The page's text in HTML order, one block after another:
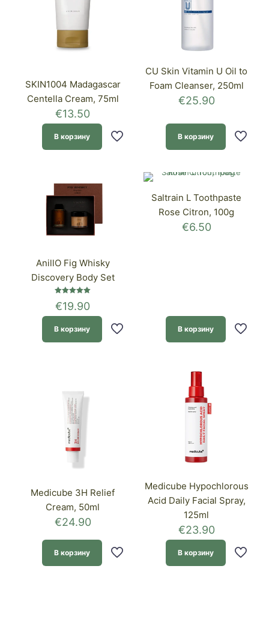
SKIN1004 Madagascar
Centella Cream, 75ml
€13.50
В корзину
CU Skin Vitamin U Oil to
Foam Cleanser, 250ml
€25.90
В корзину
AnillO Fig Whisky
Discovery Body Set
5.00
€19.90
В корзину
Saltrain L Toothpaste
Rose Citron, 100g
€6.50
В корзину
Medicube 3H Relief
Cream, 50ml
€24.90
В корзину
Medicube Hypochlorous
Acid Daily Facial Spray,
125ml
€23.90
В корзину